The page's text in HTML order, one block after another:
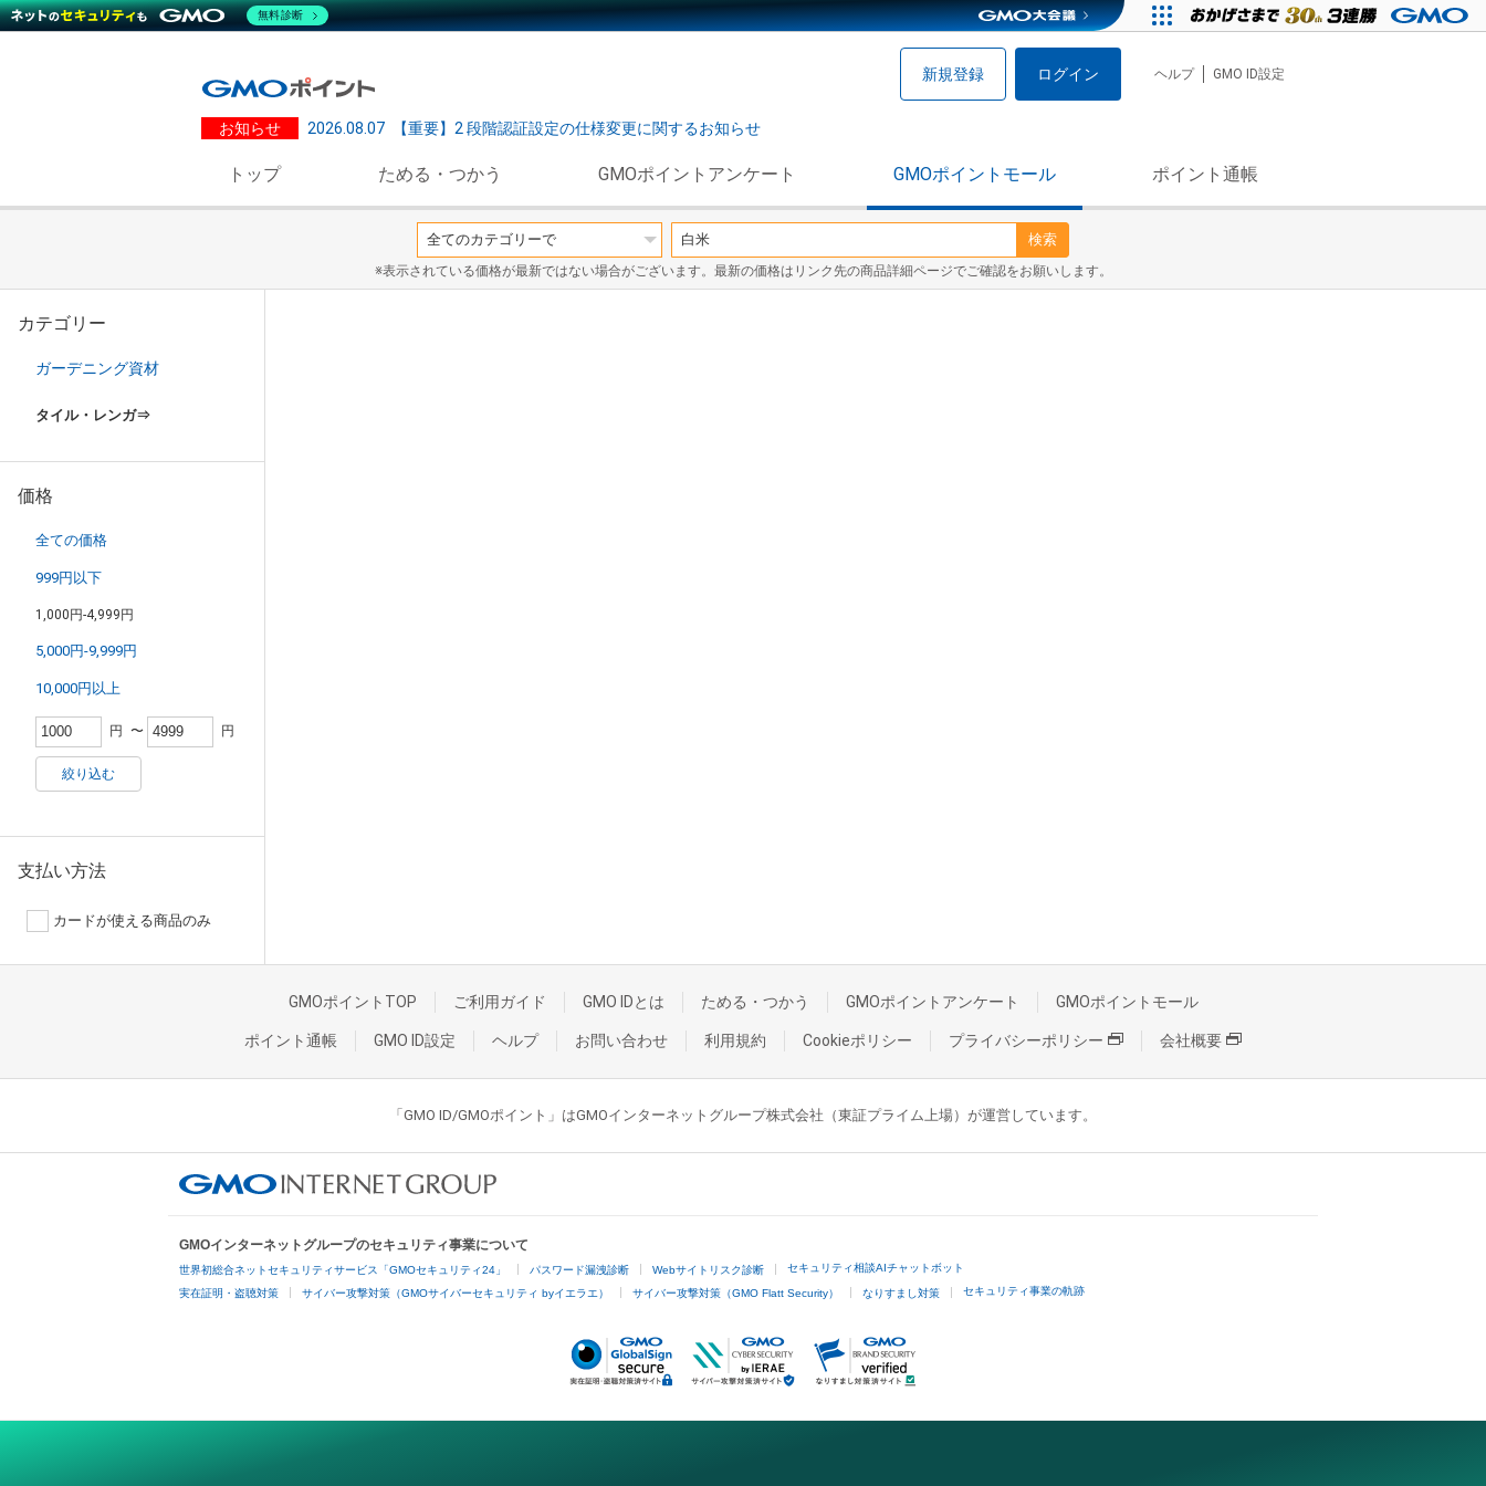
新規登録 ログイン ヘルプ GMO ID設定
お知らせ 2026.08.07 【重要】2 段階認証設定の仕様変更に関するお知らせ
トップ ためる・つかう GMOポイントアンケート GMOポイントモール ポイント通帳
検索
※表示されている価格が最新ではない場合がございます。最新の価格はリンク先の商品詳細ページでご確認をお願いします。
カテゴリー
ガーデニング資材
タイル・レンガ⇒
価格
全ての価格
999円以下
1,000円-4,999円
5,000円-9,999円
10,000円以上
円 〜 円
絞り込む
支払い方法
カードが使える商品のみ
GMOポイントTOP ご利用ガイド GMO IDとは ためる・つかう GMOポイントアンケート GMOポイントモール
ポイント通帳 GMO ID設定 ヘルプ お問い合わせ 利用規約 Cookieポリシー プライバシーポリシー 会社概要
「GMO ID/GMOポイント」はGMOインターネットグループ株式会社（東証プライム上場）が運営しています。
GMOインターネットグループのセキュリティ事業について
世界初総合ネットセキュリティサービス「GMOセキュリティ24」 パスワード漏洩診断 Webサイトリスク診断 セキュリティ相談AIチャットボット
実在証明・盗聴対策 サイバー攻撃対策（GMOサイバーセキュリティ byイエラエ） サイバー攻撃対策（GMO Flatt Security） なりすまし対策 セキュリティ事業の軌跡
無料診断